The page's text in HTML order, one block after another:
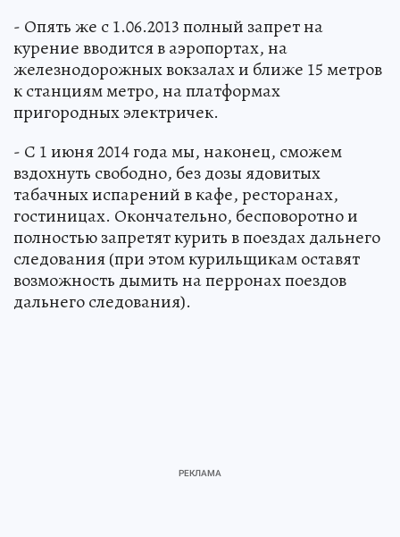
- Опять же с 1.06.2013 полный запрет на
курение вводится в аэропортах, на
железнодорожных вокзалах и ближе 15 метров
к станциям метро, на платформах
пригородных электричек.
- С 1 июня 2014 года мы, наконец, сможем
вздохнуть свободно, без дозы ядовитых
табачных испарений в кафе, ресторанах,
гостиницах. Окончательно, бесповоротно и
полностью запретят курить в поездах дальнего
следования (при этом курильщикам оставят
возможность дымить на перронах поездов
дальнего следования).